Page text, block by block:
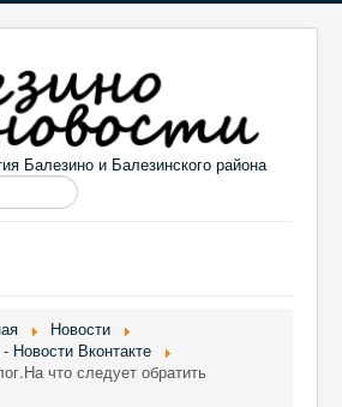
Балезино и Балезинского района
О проекте
Новости
Новости Вконтакте
что следует обратить